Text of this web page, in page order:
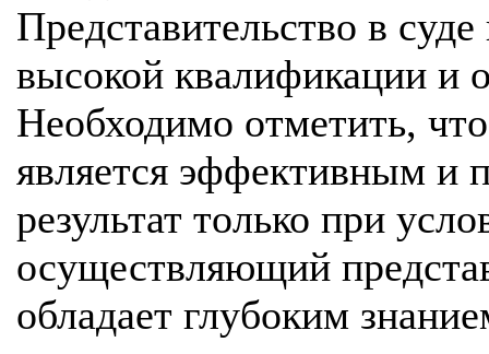
Представительство в
высокой квалификации и
Необходимо отметить,
является эффективным и
результат только при
осуществляющий
обладает глубоким